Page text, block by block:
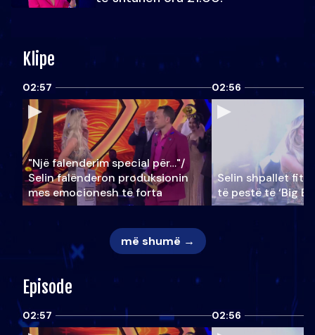
Klipe
02:57
"Një falenderim special për…"/
Selin falënderon produksionin
mes emocionesh të forta
02:56
Selin shpallet
të pestë të ‘Big
më shumë →
Episode
02:57 02:56